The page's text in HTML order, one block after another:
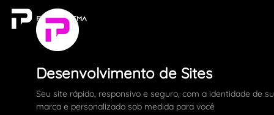
Desenvolvimento de Sites
Seu site rápido, responsivo e seguro, com a identidade de
marca e personalizado sob medida para você